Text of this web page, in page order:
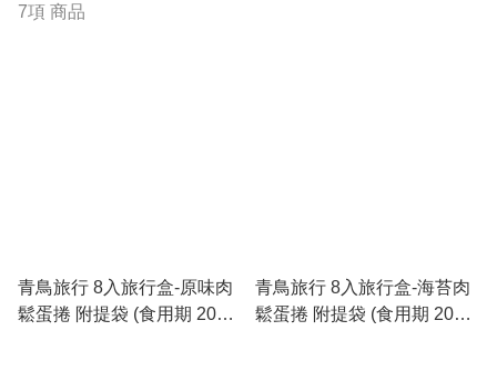
7項 商品
青鳥旅行 8入旅行盒-原味肉
鬆蛋捲 附提袋 (食用期 2026-
青鳥旅行 8入旅行盒-海苔肉
鬆蛋捲 附提袋 (食用期 2026-